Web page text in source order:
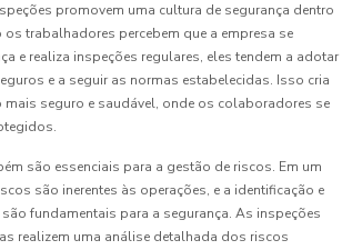
promovem uma cultura de segurança dentro
trabalhadores percebem que a empresa se
e realiza inspeções regulares, eles tendem a adotar
e a seguir as normas estabelecidas. Isso cria
mais seguro e saudável, onde os colaboradores se
são essenciais para a gestão de riscos. Em um
são inerentes às operações, e a identificação e
fundamentais para a segurança. As inspeções
realizem uma análise detalhada dos riscos